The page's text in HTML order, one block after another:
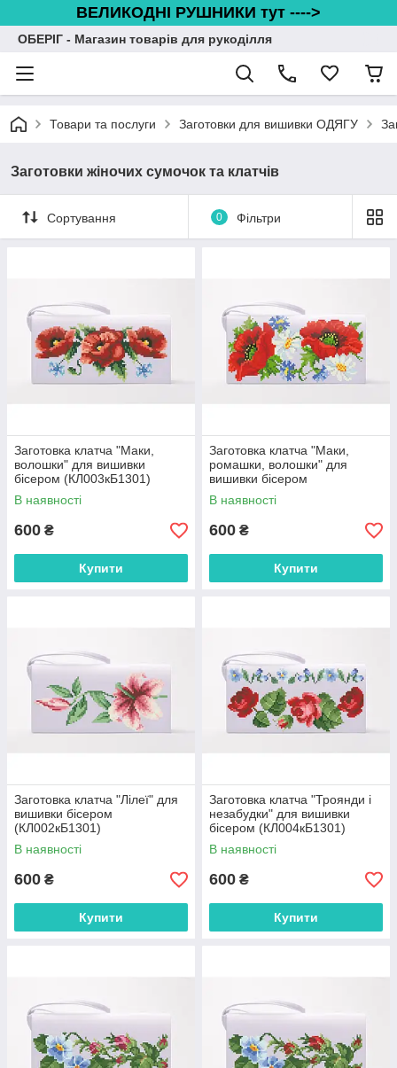
ВЕЛИКОДНІ РУШНИКИ тут ---->
ОБЕРІГ - Магазин товарів для рукоділля
Товари та послуги Заготовки для вишивки ОДЯГУ
Заготовки жіночих сумочок та клатчів
Сортування 0 Фільтри
Заготовка клатча "Маки,
волошки" для вишивки
бісером (КЛ003кБ1301)
В наявності
600 ₴
Купити
Заготовка клатча "Маки,
ромашки, волошки" для
вишивки бісером
(КЛ001кБ1301)
В наявності
600 ₴
Купити
Заготовка клатча "Лілеї" для
вишивки бісером
(КЛ002кБ1301)
В наявності
600 ₴
Купити
Заготовка клатча "Троянди і
незабудки" для вишивки
бісером (КЛ004кБ1301)
В наявності
600 ₴
Купити